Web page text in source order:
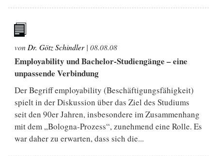
von Dr. Götz Schindler| 08.08.08
Employability und Bachelor-Studiengänge – eine
unpassende Verbindung
Der Begriff employability (Beschäftigungsfähigkeit)
spielt in der Diskussion über das Ziel des Studiums
seit den 90er Jahren, insbesondere im Zusammenhang
mit dem „Bologna-Prozess“, zunehmend eine Rolle. Es
war daher zu erwarten, dass sich die...